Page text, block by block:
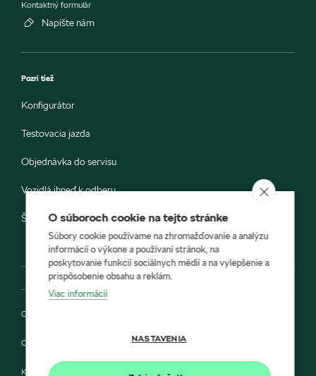
Kontaktný formulár
Napíšte nám
Pozri tiež
Konfigurátor
Testovacia jazda
Objednávka do servisu
Vozidlá ihneď k odberu
Škoda E-shop
Ochrana osobných údajov
Cookies
Kontakt
O súboroch cookie na tejto stránke
Súbory cookie používame na zhromažďovanie a analýzu
informácií o výkone a používaní stránok, na
poskytovanie funkcií sociálnych médií a na vylepšenie a
prispôsobenie obsahu a reklám.
Viac informácií
NASTAVENIA